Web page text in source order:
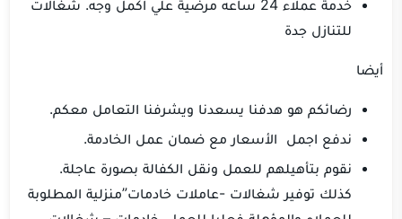
خدمة عملاء 24 ساعه مرضية علي اكمل وجه. شغالات
للتنازل جدة
أيضا
رضائكم هو هدفنا يسعدنا ويشرفنا التعامل معكم.
ندفع اجمل الأسعار مع ضمان عمل الخادمة.
نقوم بتأهيلهم للعمل ونقل الكفالة بصورة عاجلة.
كذلك توفير شغالات -عاملات خادمات”منزلية المطلوبة